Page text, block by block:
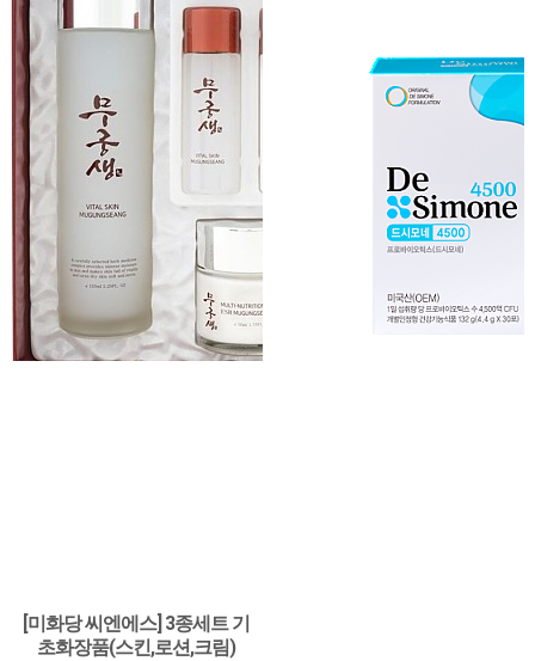
[미화당 씨엔에스] 3종세트 기
초화장품(스킨,로션,크림)